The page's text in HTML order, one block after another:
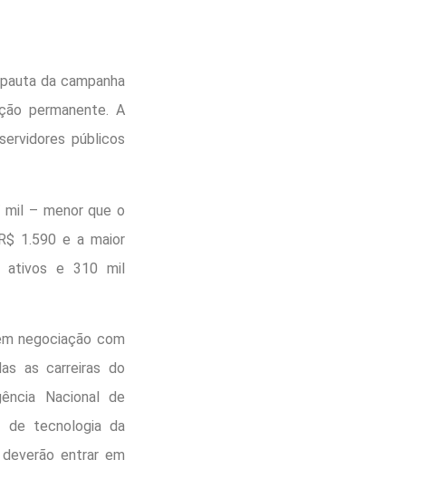
da campanha
permanente. A
públicos
– menor que o
1.590 e a maior
ativos e 310 mil
negociação com
as carreiras do
Nacional de
de tecnologia da
entrar em